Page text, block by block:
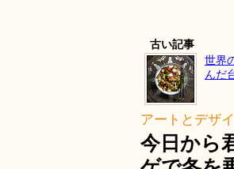
古い記事
世界
んだ
アートとデザ
今日から